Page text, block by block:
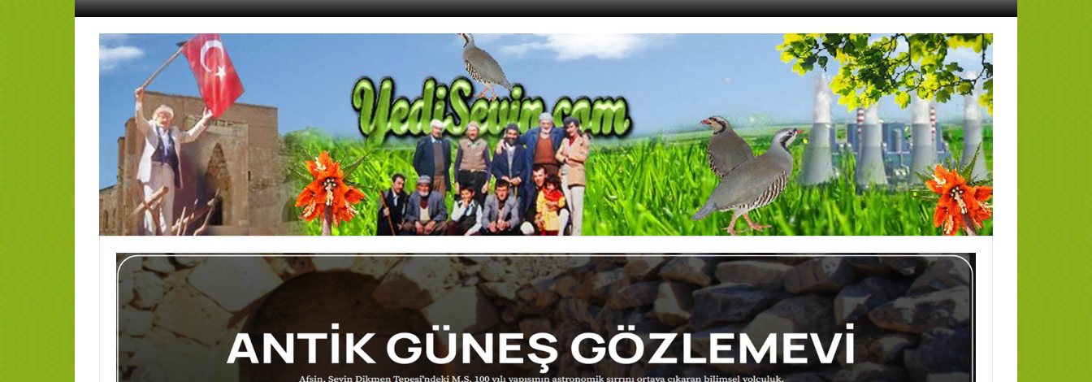
İçeriğe
AFŞİN
YEDİSEVİN
HABER
Kahramanmaraş,Afşin,Sevin
Köyleri
Tanıtım
ve
Haber
Portalı